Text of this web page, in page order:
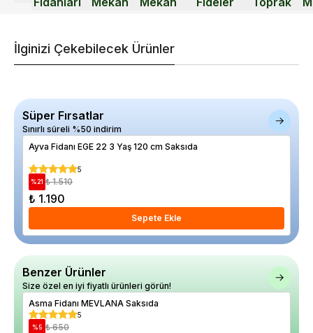
İlginizi Çekebilecek Ürünler
Süper Fırsatlar
Sınırlı süreli %50 indirim
Ayva Fidanı EGE 22 3 Yaş 120 cm Saksıda
5
%21 ₺ 1.510
₺ 1.190
Sepete Ekle
Benzer Ürünler
Size özel en iyi fiyatlı ürünleri görün!
Asma Fidanı MEVLANA Saksıda
5
% 5 ₺ 650